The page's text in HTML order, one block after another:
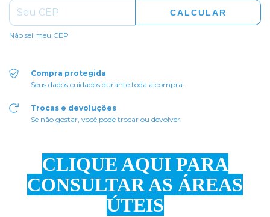
CALCULAR
Não sei meu CEP
Compra protegida
Seus dados cuidados durante toda a compra.
Trocas e devoluções
Se não gostar, você pode trocar ou devolver.
CLIQUE AQUI PARA
CONSULTAR AS ÁREAS
ÚTEIS